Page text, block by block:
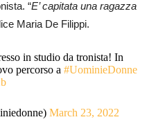
“E’ capitata una ragazza
Maria De Filippi.
in studio da tronista! In
percorso a#UominieDonne
March 23, 2022